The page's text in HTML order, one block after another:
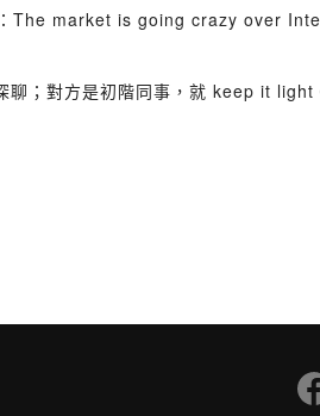
：The market is going crazy over
；對方是初階同事，就 keep it light